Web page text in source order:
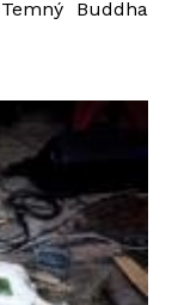
Buddha